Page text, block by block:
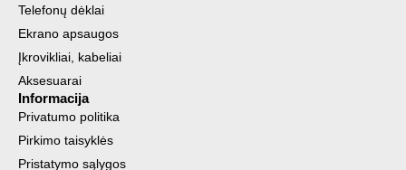
Telefonų dėklai
Ekrano apsaugos
Įkrovikliai, kabeliai
Aksesuarai
Informacija
Privatumo politika
Pirkimo taisyklės
Pristatymo sąlygos